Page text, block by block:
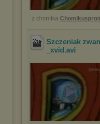
z chomika
Szczeniak
_xvid .avi